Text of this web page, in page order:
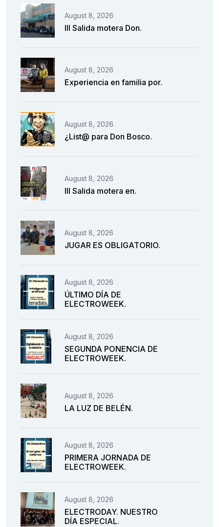
August 8, 2026
III Salida motera Don.
August 8, 2026
Experiencia en familia por.
August 8, 2026
¿List@ para Don Bosco.
August 8, 2026
III Salida motera en.
August 8, 2026
JUGAR ES OBLIGATORIO.
August 8, 2026
ÚLTIMO DÍA DE
ELECTROWEEK.
August 8, 2026
SEGUNDA PONENCIA DE
ELECTROWEEK.
August 8, 2026
LA LUZ DE BELÉN.
August 8, 2026
PRIMERA JORNADA DE
ELECTROWEEK.
August 8, 2026
ELECTRODAY. NUESTRO
DÍA ESPECIAL.